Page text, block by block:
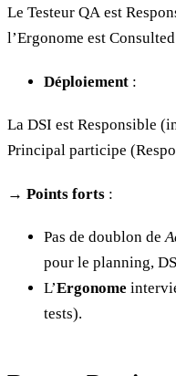
Le Testeur QA est
l’Ergonome est
Déploiement :
La DSI est Responsible
Principal participe
→ Points forts :
Pas de doublon de
pour le planning,
L’Ergonome
tests).